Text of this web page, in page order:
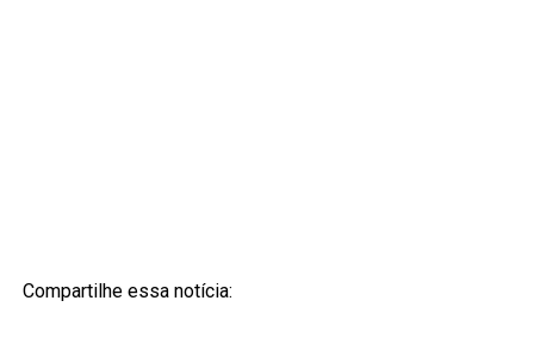
Compartilhe essa notícia: